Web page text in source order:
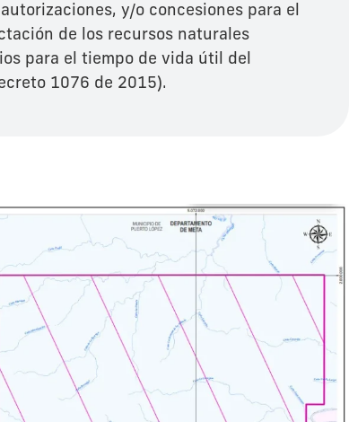
y/o concesiones para el
de los recursos naturales
para el tiempo de vida útil del
1076 de 2015).